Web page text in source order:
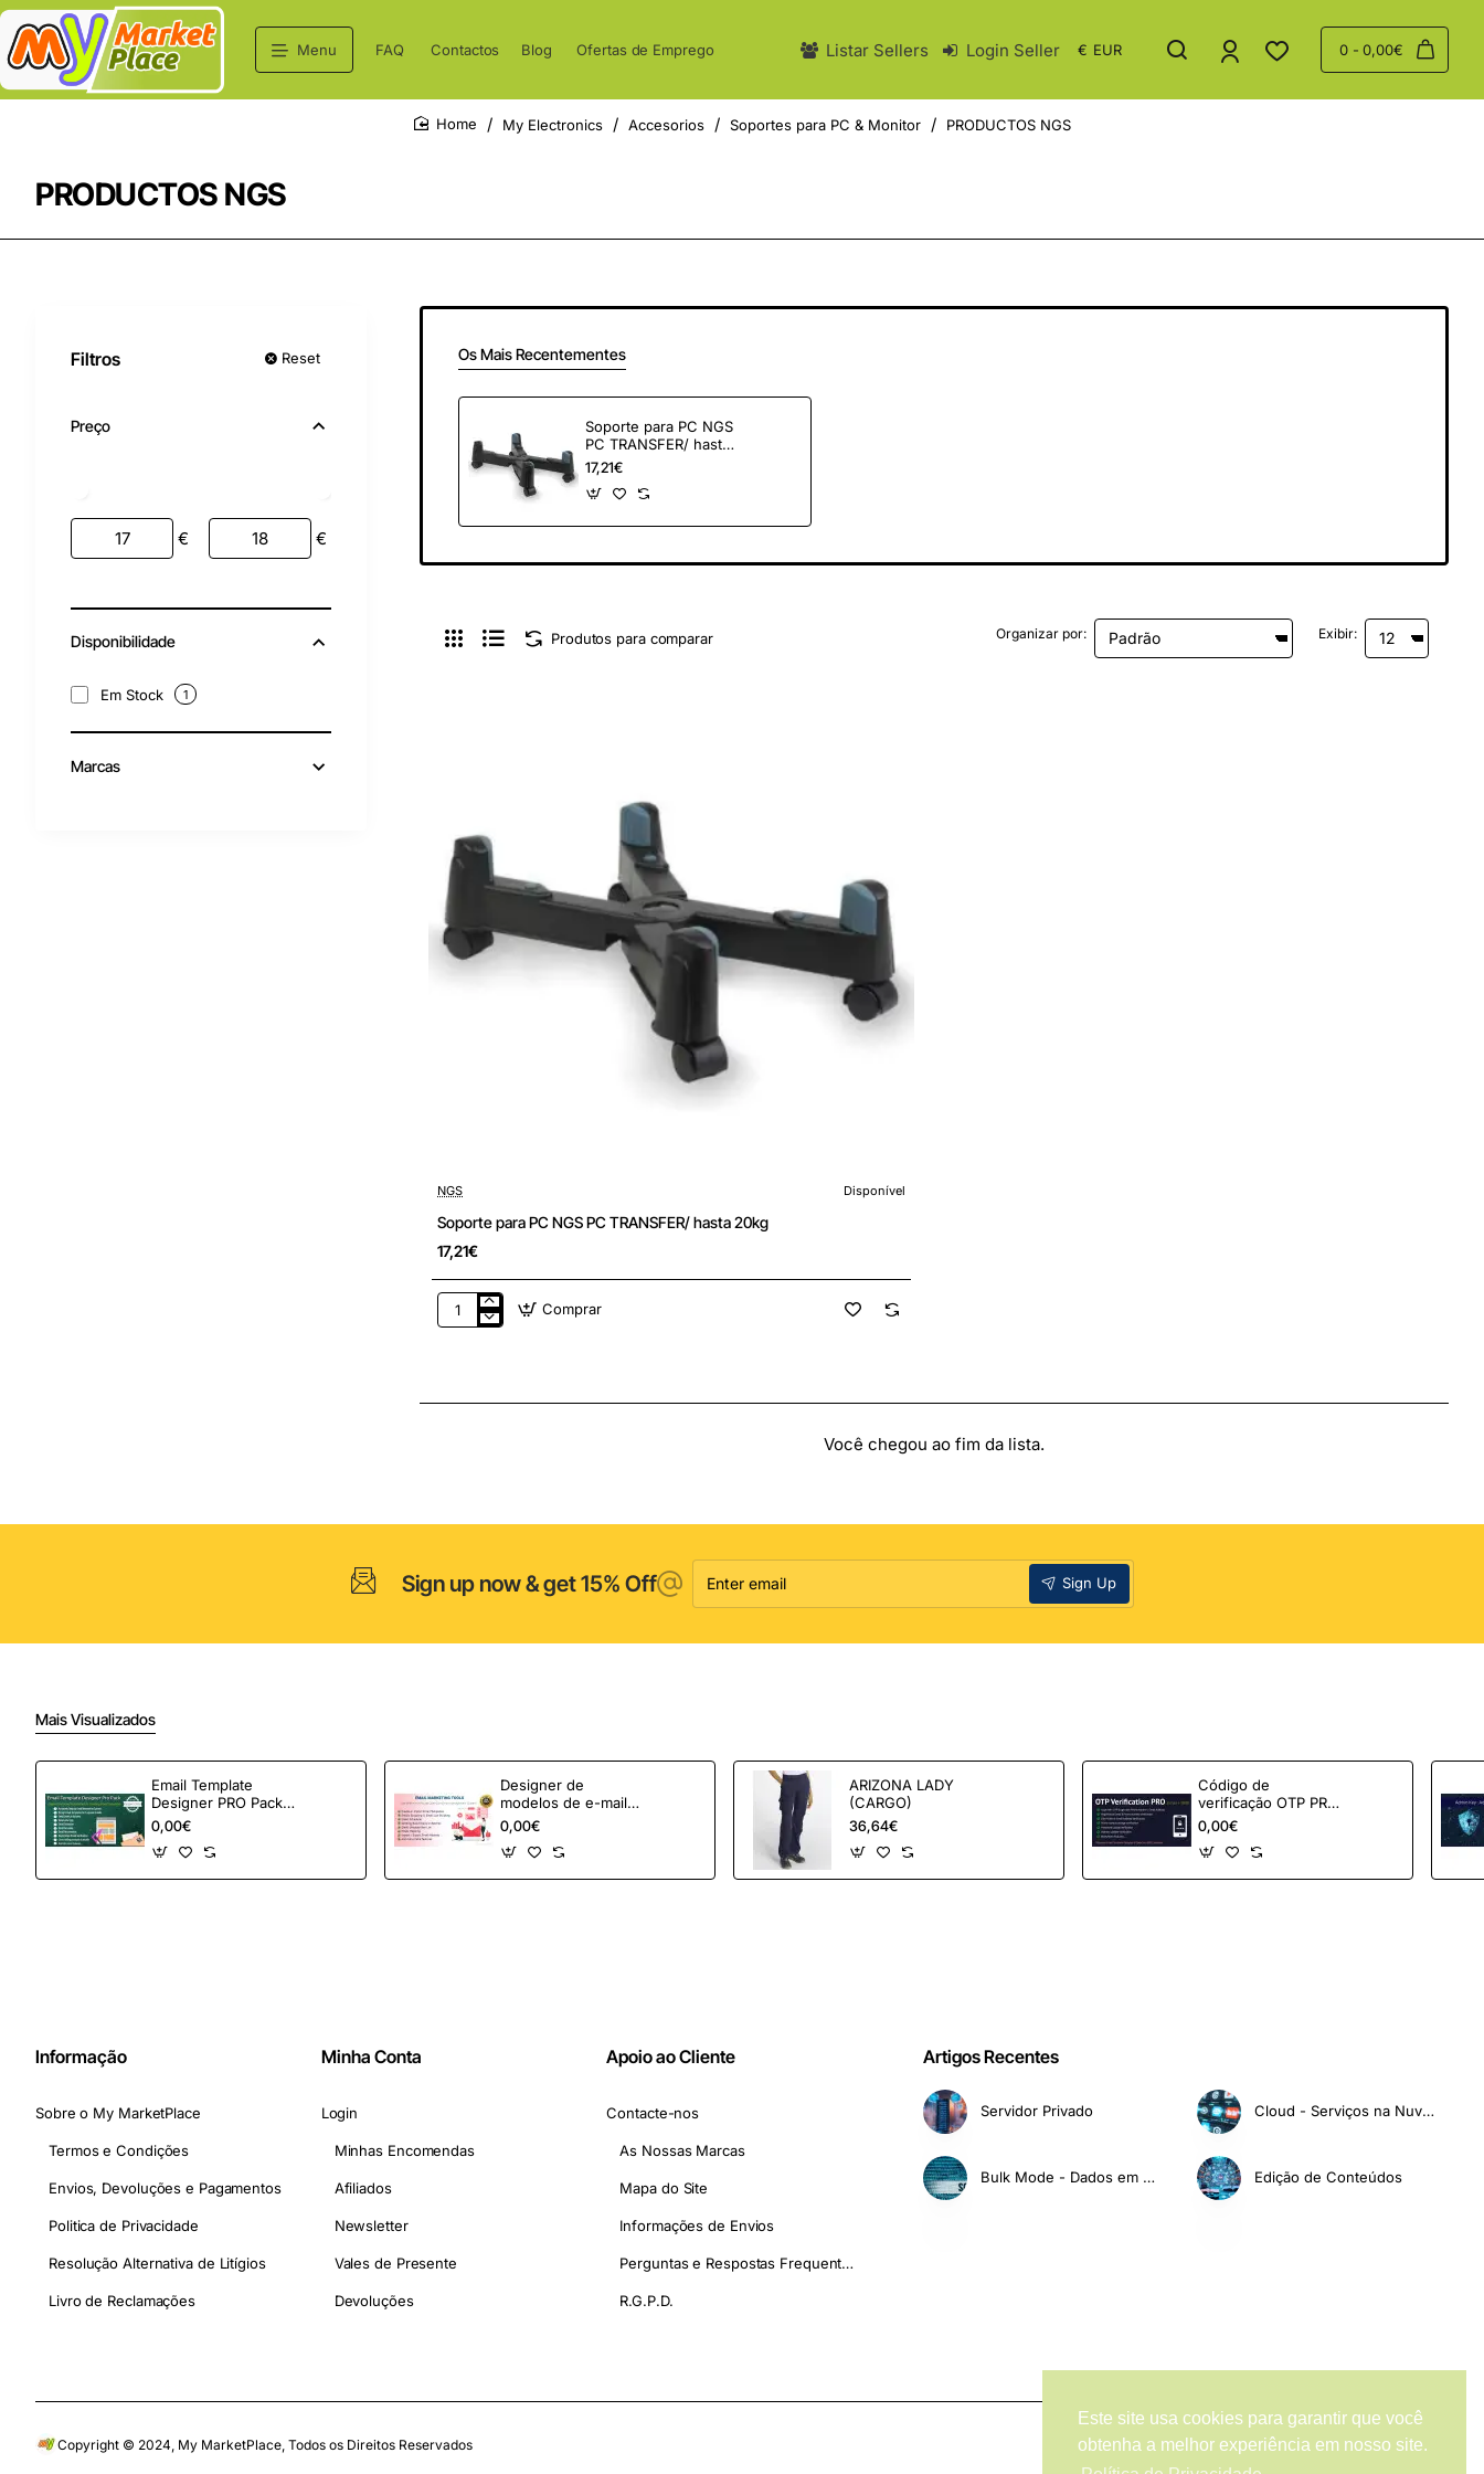
Este site usa cookies para garantir que você
obtenha a melhor experiência em nosso site.
Menu FAQ Contactos Blog Ofertas de Emprego Listar Sellers Login Seller € EUR 0 - 0,00€
PRODUCTOS NGS
My Electronics Accesorios Soportes para PC & Monitor PRODUCTOS NGS
Filtros Reset
Preço
€ €
Disponibilidade
Em Stock 1
Marcas
Os Mais Recentementes
Soporte para PC NGS
PC TRANSFER/ hasta
20kg
17,21€
Produtos para comparar Organizar por: Exibir:
NGS Disponível
Soporte para PC NGS PC TRANSFER/ hasta 20kg
17,21€
Soporte
TRANSFER/
Comprar
Você chegou ao fim da lista.
Sign up now & get 15% Off
Enter
email
Sign Up
Mais Visualizados
Email Template
Designer PRO Pack –
Automação de e-
mail definitiva para
OpenCart
0,00€
Designer de
modelos de e-mail
OpenCart e
ferramentas de
marketing
0,00€
ARIZONA LADY
(CARGO)
36,64€
Código de
verificação OTP PRO
para OpenCart
0,00€
Informação
Sobre o My MarketPlace
Termos e Condições
Envios, Devoluções e Pagamentos
Politica de Privacidade
Resolução Alternativa de Litígios
Livro de Reclamações
Minha Conta
Login
Minhas Encomendas
Afiliados
Newsletter
Vales de Presente
Devoluções
Apoio ao Cliente
Contacte-nos
As Nossas Marcas
Mapa do Site
Informações de Envios
Perguntas e Respostas Frequentes - FAQ
R.G.P.D.
Artigos Recentes
Servidor Privado Cloud - Serviços na Nuvem
Bulk Mode - Dados em Massa Edição de Conteúdos
Copyright © 2024, My MarketPlace, Todos os Direitos Reservados